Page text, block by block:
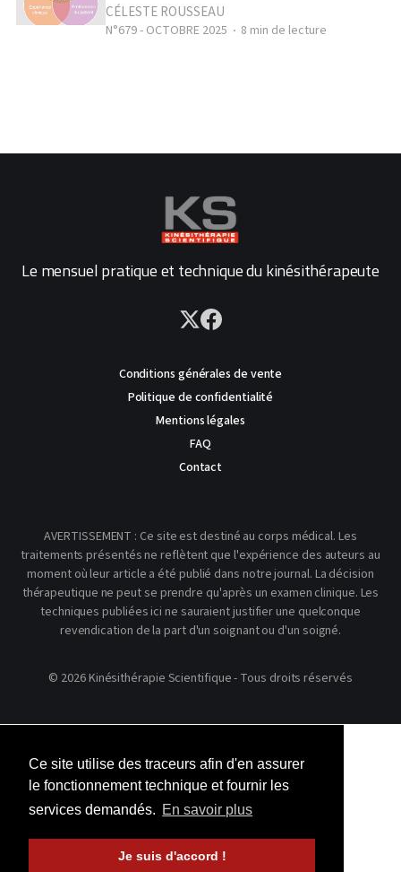
Ce site utilise des traceurs afin d'en assurer
le fonctionnement technique et fournir les
services demandés. En savoir plus
Je suis d'accord !
CÉLESTE ROUSSEAU
N°679 - OCTOBRE 2025 8 min de lecture
Le mensuel pratique et technique du kinésithérapeute
Conditions générales de vente
Politique de confidentialité
Mentions légales
FAQ
Contact
AVERTISSEMENT : Ce site est destiné au corps médical. Les
traitements présentés ne reflètent que l'expérience des auteurs au
moment où leur article a été publié dans notre journal. La décision
thérapeutique ne peut se prendre qu'après un examen clinique. Les
techniques publiées ici ne sauraient justifier une quelconque
revendication de la part d'un soignant ou d'un soigné.
© 2026 Kinésithérapie Scientifique - Tous droits réservés